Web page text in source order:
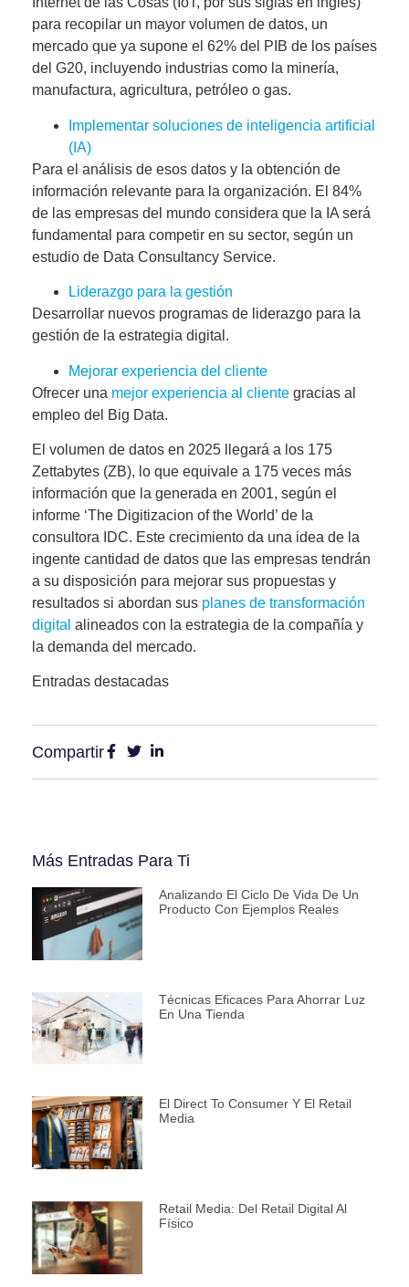
para recopilar un mayor volumen de datos, un
mercado que ya supone el 62% del PIB de los países
del G20, incluyendo industrias como la minería,
manufactura, agricultura, petróleo o gas.
Implementar soluciones de inteligencia artificial
(IA)
Para el análisis de esos datos y la obtención de
información relevante para la organización. El 84%
de las empresas del mundo considera que la IA será
fundamental para competir en su sector, según un
estudio de Data Consultancy Service.
Liderazgo para la gestión
Desarrollar nuevos programas de liderazgo para la
gestión de la estrategia digital.
Mejorar experiencia del cliente
Ofrecer una mejor experiencia al cliente gracias al
empleo del Big Data.
El volumen de datos en 2025 llegará a los 175
Zettabytes (ZB), lo que equivale a 175 veces más
información que la generada en 2001, según el
informe ‘The Digitizacion of the World’ de la
consultora IDC. Este crecimiento da una idea de la
ingente cantidad de datos que las empresas tendrán
a su disposición para mejorar sus propuestas y
resultados si abordan sus planes de transformación
digital alineados con la estrategia de la compañía y
la demanda del mercado.
Entradas destacadas
Compartir
Más Entradas Para Ti
Analizando El Ciclo De Vida De Un
Producto Con Ejemplos Reales
Técnicas Eficaces Para Ahorrar Luz
En Una Tienda
El Direct To Consumer Y El Retail
Media
Retail Media: Del Retail Digital Al
Físico